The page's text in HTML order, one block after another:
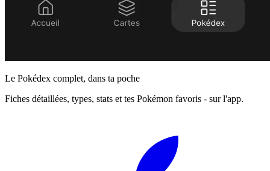
Le Pokédex complet, dans ta poche
Fiches détaillées, types, stats et tes Pokémon favoris - sur l'app.